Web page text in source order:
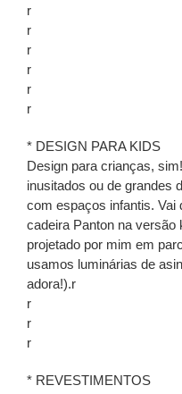
r
r
r
r
r
r
* DESIGN PARA KIDS
Design para crianças,
inusitados ou de grandes
com espaços infantis.
cadeira Panton na versão
projetado por mim em
usamos luminárias de
adora!).r
r
r
r
* REVESTIMENTOS